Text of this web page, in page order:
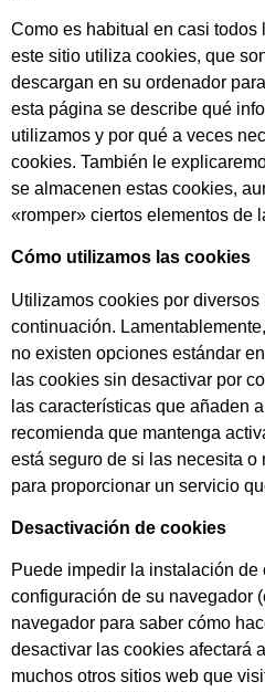
Como es habitual en casi
este sitio utiliza cookies, que
descargan en su ordenador
esta página se describe qué
utilizamos y por qué a veces
cookies. También le
se almacenen estas cookies,
«romper» ciertos elementos de
Cómo utilizamos las cookies
Utilizamos cookies por
continuación.
no existen opciones estándar
las cookies sin desactivar por
las características que añaden
recomienda que mantenga
está seguro de si las necesita o
para proporcionar un servicio
Desactivación de cookies
Puede impedir la instalación
configuración de su navegador
navegador para saber cómo
desactivar las cookies afectará
muchos otros sitios web que